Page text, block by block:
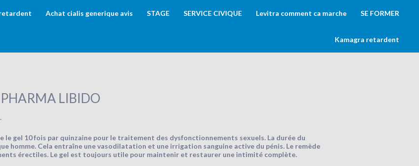
Achat cialis generique avis STAGE SERVICE CIVIQUE Levitra comment ca marche SE FORMER
Kamagra retardent
LIBIDO
le gel 10 fois par quinzaine pour le traitement des dysfonctionnements sexuels. La durée du
homme. Cela entraîne une vasodilatation et une irrigation sanguine active du pénis. Le remède
érectiles. Le gel est toujours utile pour maintenir et restaurer une intimité complète.